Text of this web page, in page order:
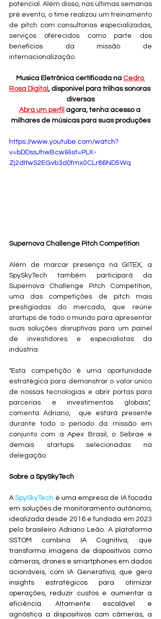
potencial. Além disso, nas últimas semanas
pré evento, o time realizou um treinamento
de pitch com consultorias especializadas,
serviços oferecidos como parte dos
benefícios da missão de
internacionalização.
Musica Eletrônica certificada na Cedro
Rosa Digital , disponivel para trilhas sonoras
diversas
Abra um perfil agora, tenha acesso a
milhares de músicas para suas produções
https://www.youtube.com/watch?
v=bDDssJhwBcw&list=PLX-
Zj2dItwS2EGvb3d0fmx0CLr86ND5Wq
Supernova Challenge Pitch Competition
Além de marcar presença na GITEX, a
SpySkyTech também participará da
Supernova Challenge Pitch Competition,
uma das competições de pitch mais
prestigiadas do mercado, que reúne
startups de todo o mundo para apresentar
suas soluções disruptivas para um painel
de investidores e especialistas da
indústria.
"Esta competição é uma oportunidade
estratégica para demonstrar o valor único
de nossas tecnologias e abrir portas para
parcerias e investimentos globais",
comenta Adriano,  que estará presente
durante todo o período da missão em
conjunto com a Apex Brasil, o Sebrae e
demais startups selecionadas na
delegação.
Sobre a SpySkyTech
A SpySkyTech é uma empresa de IA focada
em soluções de monitoramento autônomo,
idealizada desde 2016 e fundada em 2023
pelo brasileiro Adriano Leão. A plataforma
SSTOM combina IA Cognitiva, que
transforma imagens de dispositivos como
câmeras, drones e smartphones em dados
acionáveis, com IA Generativa, que gera
insights estratégicos para otimizar
operações, reduzir custos e aumentar a
eficiência. Altamente escalável e
agnóstica a dispositivos com câmeras, a